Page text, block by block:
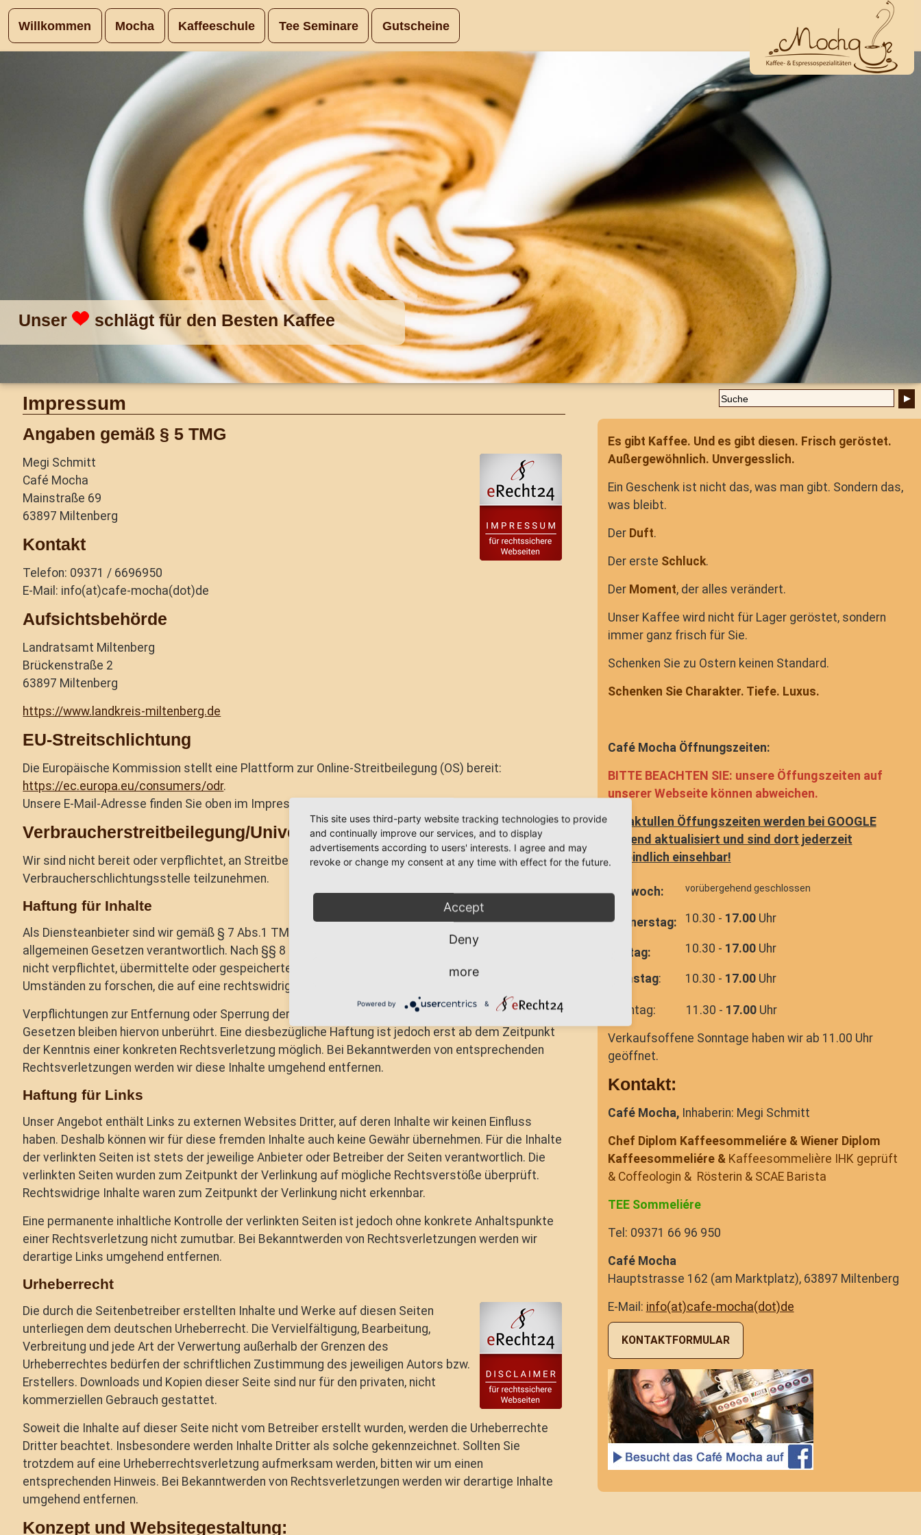
Willkommen Mocha Kaffeeschule Tee Seminare Gutscheine
Unser schlägt für den Besten Kaffee
Impressum
Angaben gemäß § 5 TMG
Megi Schmitt
Café Mocha
Mainstraße 69
63897 Miltenberg
Kontakt
Telefon: 09371 / 6696950
E-Mail: info(at)cafe-mocha(dot)de
Aufsichtsbehörde
Landratsamt Miltenberg
Brückenstraße 2
63897 Miltenberg
https://www.landkreis-miltenberg.de
EU-Streitschlichtung
Die Europäische Kommission stellt eine Plattform zur Online-Streitbeilegung (OS) bereit:
https://ec.europa.eu/consumers/odr.
Unsere E-Mail-Adresse finden Sie oben im Impressum.
Verbraucher­streit­beilegung/Universal­schlichtungs­stelle
Wir sind nicht bereit oder verpflichtet, an Streitbeilegungsverfahren vor einer
Verbraucherschlichtungsstelle teilzunehmen.
Haftung für Inhalte
Als Diensteanbieter sind wir gemäß § 7 Abs.1 TMG für eigene Inhalte auf diesen Seiten nach den
allgemeinen Gesetzen verantwortlich. Nach §§ 8 bis 10 TMG sind wir als Diensteanbieter jedoch
nicht verpflichtet, übermittelte oder gespeicherte fremde Informationen zu überwachen oder nach
Umständen zu forschen, die auf eine rechtswidrige Tätigkeit hinweisen.
Verpflichtungen zur Entfernung oder Sperrung der Nutzung von Informationen nach den allgemeinen
Gesetzen bleiben hiervon unberührt. Eine diesbezügliche Haftung ist jedoch erst ab dem Zeitpunkt
der Kenntnis einer konkreten Rechtsverletzung möglich. Bei Bekanntwerden von entsprechenden
Rechtsverletzungen werden wir diese Inhalte umgehend entfernen.
Haftung für Links
Unser Angebot enthält Links zu externen Websites Dritter, auf deren Inhalte wir keinen Einfluss
haben. Deshalb können wir für diese fremden Inhalte auch keine Gewähr übernehmen. Für die Inhalte
der verlinkten Seiten ist stets der jeweilige Anbieter oder Betreiber der Seiten verantwortlich. Die
verlinkten Seiten wurden zum Zeitpunkt der Verlinkung auf mögliche Rechtsverstöße überprüft.
Rechtswidrige Inhalte waren zum Zeitpunkt der Verlinkung nicht erkennbar.
Eine permanente inhaltliche Kontrolle der verlinkten Seiten ist jedoch ohne konkrete Anhaltspunkte
einer Rechtsverletzung nicht zumutbar. Bei Bekanntwerden von Rechtsverletzungen werden wir
derartige Links umgehend entfernen.
Urheberrecht
Die durch die Seitenbetreiber erstellten Inhalte und Werke auf diesen Seiten
unterliegen dem deutschen Urheberrecht. Die Vervielfältigung, Bearbeitung,
Verbreitung und jede Art der Verwertung außerhalb der Grenzen des
Urheberrechtes bedürfen der schriftlichen Zustimmung des jeweiligen Autors bzw.
Erstellers. Downloads und Kopien dieser Seite sind nur für den privaten, nicht
kommerziellen Gebrauch gestattet.
Soweit die Inhalte auf dieser Seite nicht vom Betreiber erstellt wurden, werden die Urheberrechte
Dritter beachtet. Insbesondere werden Inhalte Dritter als solche gekennzeichnet. Sollten Sie
trotzdem auf eine Urheberrechtsverletzung aufmerksam werden, bitten wir um einen
entsprechenden Hinweis. Bei Bekanntwerden von Rechtsverletzungen werden wir derartige Inhalte
umgehend entfernen.
Konzept und Websitegestaltung:
Es gibt Kaffee. Und es gibt diesen. Frisch geröstet.
Außergewöhnlich. Unvergesslich.
Ein Geschenk ist nicht das, was man gibt. Sondern das,
was bleibt.
Der Duft.
Der erste Schluck.
Der Moment, der alles verändert.
Unser Kaffee wird nicht für Lager geröstet, sondern
immer ganz frisch für Sie.
Schenken Sie zu Ostern keinen Standard.
Schenken Sie Charakter. Tiefe. Luxus.
Café Mocha Öffnungszeiten:
BITTE BEACHTEN SIE: unsere Öffungszeiten auf
unserer Webseite können abweichen.
Die aktullen Öffungszeiten werden bei GOOGLE
laufend aktualisiert und sind dort jederzeit
verbindlich einsehbar!
Mittwoch: vorübergehend geschlossen
Donnerstag: 10.30 - 17.00Uhr
Freitag: 10.30 - 17.00Uhr
Samstag: 10.30 - 17.00Uhr
Sonntag: 11.30 - 17.00Uhr
Verkaufsoffene Sonntage haben wir ab 11.00 Uhr
geöffnet.
Kontakt:
Café Mocha, Inhaberin: Megi Schmitt
Chef Diplom Kaffeesommeliére & Wiener Diplom
Kaffeesommeliére & Kaffeesommelière IHK geprüft
& Coffeologin & Rösterin & SCAE Barista
TEE Sommeliére
Tel: 09371 66 96 950
Café Mocha
Hauptstrasse 162 (am Marktplatz), 63897 Miltenberg
E-Mail: info(at)cafe-mocha(dot)de
KONTAKTFORMULAR
This site uses third-party website tracking technologies to provide
and continually improve our services, and to display
advertisements according to users' interests. I agree and may
revoke or change my consent at any time with effect for the future.
Accept
Deny
more
Powered by &